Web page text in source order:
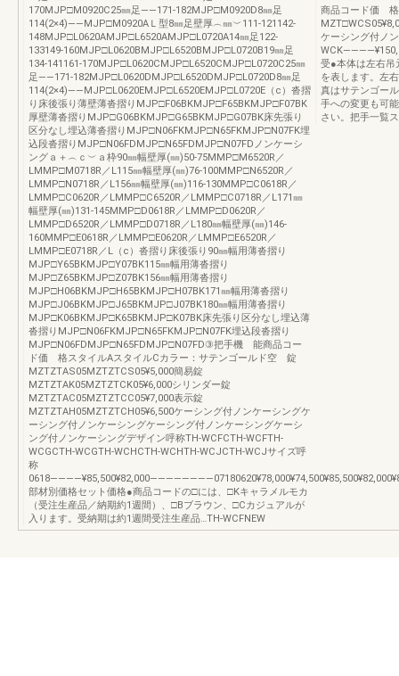
170MJP□M0920C25㎜足――171-182MJP□M0920D8㎜足
114(2×4)――MJP□M0920AＬ型8㎜足壁厚︵㎜︶111-121142-
148MJP□L0620AMJP□L6520AMJP□L0720A14㎜足122-
133149-160MJP□L0620BMJP□L6520BMJP□L0720B19㎜足
134-141161-170MJP□L0620CMJP□L6520CMJP□L0720C25㎜
足――171-182MJP□L0620DMJP□L6520DMJP□L0720D8㎜足
114(2×4)――MJP□L0620EMJP□L6520EMJP□L0720E（c）沓摺
り床後張り薄壁薄沓摺りMJP□F06BKMJP□F65BKMJP□F07BK
厚壁薄沓摺りMJP□G06BKMJP□G65BKMJP□G07BK床先張り
区分なし埋込薄沓摺りMJP□N06FKMJP□N65FKMJP□N07FK埋
込段沓摺りMJP□N06FDMJP□N65FDMJP□N07FDノンケーシ
ングａ＋︵ｃ︶ａ枠90㎜幅壁厚(㎜)50-75MMP□M6520R／
LMMP□M0718R／L115㎜幅壁厚(㎜)76-100MMP□N6520R／
LMMP□N0718R／L156㎜幅壁厚(㎜)116-130MMP□C0618R／
LMMP□C0620R／LMMP□C6520R／LMMP□C0718R／L171㎜
幅壁厚(㎜)131-145MMP□D0618R／LMMP□D0620R／
LMMP□D6520R／LMMP□D0718R／L180㎜幅壁厚(㎜)146-
160MMP□E0618R／LMMP□E0620R／LMMP□E6520R／
LMMP□E0718R／L（c）沓摺り床後張り90㎜幅用薄沓摺り
MJP□Y65BKMJP□Y07BK115㎜幅用薄沓摺り
MJP□Z65BKMJP□Z07BK156㎜幅用薄沓摺り
MJP□H06BKMJP□H65BKMJP□H07BK171㎜幅用薄沓摺り
MJP□J06BKMJP□J65BKMJP□J07BK180㎜幅用薄沓摺り
MJP□K06BKMJP□K65BKMJP□K07BK床先張り区分なし埋込薄
沓摺りMJP□N06FKMJP□N65FKMJP□N07FK埋込段沓摺り
MJP□N06FDMJP□N65FDMJP□N07FD③把手機 能商品コー
ド価 格スタイルAスタイルCカラー：サテンゴールド空 錠
MZTZTAS05MZTZTCS05¥5,000簡易錠
MZTZTAK05MZTZTCK05¥6,000シリンダー錠
MZTZTAC05MZTZTCC05¥7,000表示錠
MZTZTAH05MZTZTCH05¥6,500ケーシング付ノンケーシングケ
ーシング付ノンケーシングケーシング付ノンケーシングケーシ
ング付ノンケーシングデザイン呼称TH-WCFCTH-WCFTH-
WCGCTH-WCGTH-WCHCTH-WCHTH-WCJCTH-WCJサイズ呼
称
部材別価格セット価格●商品コードの□には、□Kキャラメルモカ
（受注生産品／納期約1週間）、□Bブラウン、□Cカジュアルが
入ります。受納期は約1週間受注生産品…TH-WCFNEW
商品コード価 格
ケーシング付ノ
受●本体は左右吊
を表します。左
真はサテンゴー
手への変更も可
さい。把手一覧